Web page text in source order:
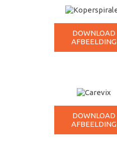
DOWNLOAD
AFBEELDING
DOWNLOAD
AFBEELDING